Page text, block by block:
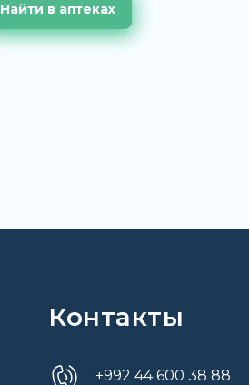
Найти в аптеках
Контакты
+992 44 600 38 88